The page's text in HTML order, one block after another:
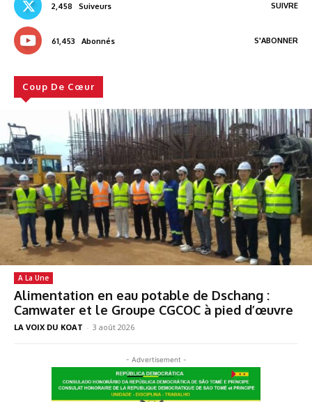
2,458 Suiveurs SUIVRE
61,453 Abonnés S'ABONNER
Coup De Cœur
A La Une
Alimentation en eau potable de Dschang :
Camwater et le Groupe CGCOC à pied d’œuvre
LA VOIX DU KOAT - 3 août 2026
- Advertisement -